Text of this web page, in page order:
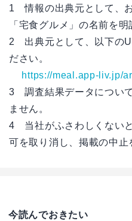
1 情報の出典元として、
「宅食グルメ」の名前を明
2 出典元として、以下の
ださい。
https://meal.app-liv.jp/
3 調査結果データについ
ません。
4 当社がふさわしくない
可を取り消し、掲載の中止
今読んでおきたい